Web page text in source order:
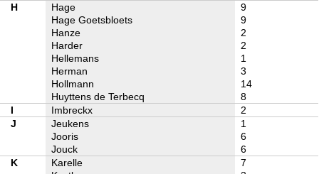
H
Hage
9
Hage Goetsbloets
9
Hanze
2
Harder
2
Hellemans
1
Herman
3
Hollmann
14
Huyttens de Terbecq
8
I
Imbreckx
2
J
Jeukens
1
Jooris
6
Jouck
6
K
Karelle
7